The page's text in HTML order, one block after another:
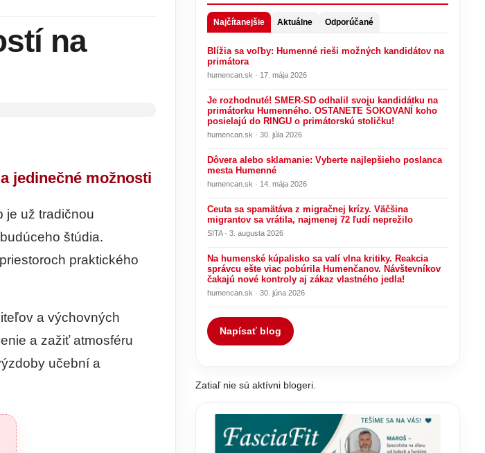
na
jedinečné možnosti
je už tradičnou
štúdia.
praktického
a výchovných
a zažiť atmosféru
učební a
Najčítanejšie Aktuálne Odporúčané
Blížia sa voľby: Humenné rieši možných kandidátov na
primátora
humencan.sk · 17. mája 2026
Je rozhodnuté! SMER-SD odhalil svoju kandidátku na
primátorku Humenného. OSTANETE ŠOKOVANÍ koho
posielajú do RINGU o primátorskú stoličku!
humencan.sk · 30. júla 2026
Dôvera alebo sklamanie: Vyberte najlepšieho poslanca
mesta Humenné
humencan.sk · 14. mája 2026
Ceuta sa spamätáva z migračnej krízy. Väčšina
migrantov sa vrátila, najmenej 72 ľudí neprežilo
SITA · 3. augusta 2026
Na humenské kúpalisko sa valí vlna kritiky. Reakcia
správcu ešte viac pobúrila Humenčanov. Návštevníkov
čakajú nové kontroly aj zákaz vlastného jedla!
humencan.sk · 30. júna 2026
Napísať blog
Zatiaľ nie sú aktívni blogeri.